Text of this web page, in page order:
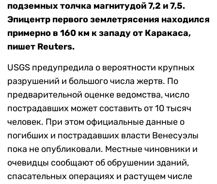
подземных толчка магнитудой 7,2 и 7,5.
Эпицентр первого землетрясения находился
примерно в 160 км к западу от Каракаса,
пишет Reuters.
USGS предупредила о вероятности крупных
разрушений и большого числа жертв. По
предварительной оценке ведомства, число
пострадавших может составить от 10 тысяч
человек. При этом официальные данные о
погибших и пострадавших власти Венесуэлы
пока не опубликовали. Местные чиновники и
очевидцы сообщают об обрушении зданий,
спасательных операциях и растущем числе